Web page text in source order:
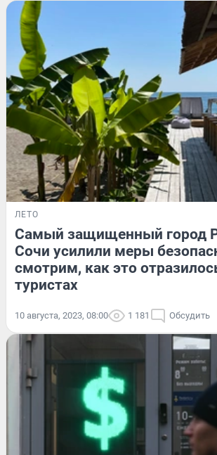
ЛЕТО
Самый защищенный город
Сочи усилили меры
смотрим, как это
туристах
10 августа, 2023, 08:00 1 181 Обсудить